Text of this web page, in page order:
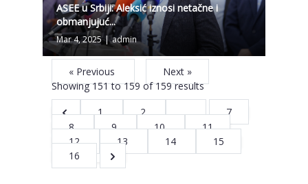
ASEE u Srbiji: Aleksić iznosi netačne i
obmanjujuć...
Mar 4, 2025 | admin
« Previous
Next »
Showing151to159 of159results
1
2 ...
7
8
9 10
11
12
13 14
15
16